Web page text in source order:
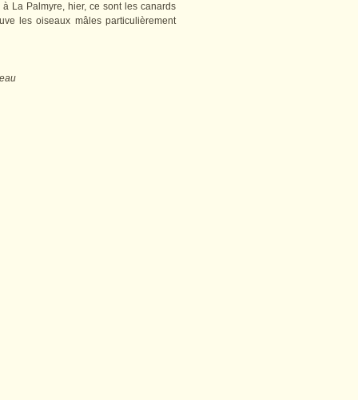
La Palmyre, hier, ce sont les canards
les oiseaux mâles particulièrement